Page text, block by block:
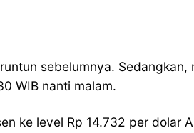
sebelumnya. Sedangkan,
WIB nanti malam.
ke level Rp 14.732 per dolar